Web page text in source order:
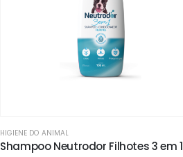
HIGIENE DO ANIMAL
Shampoo Neutrodor Filhotes 3 em 1